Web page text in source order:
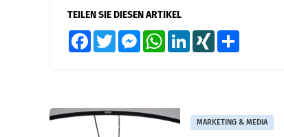
TEILEN SIE DIESEN ARTIKEL
FacebookTwitter MessengerWhatsAppLinkedInXING
MARKETING & MEDIA